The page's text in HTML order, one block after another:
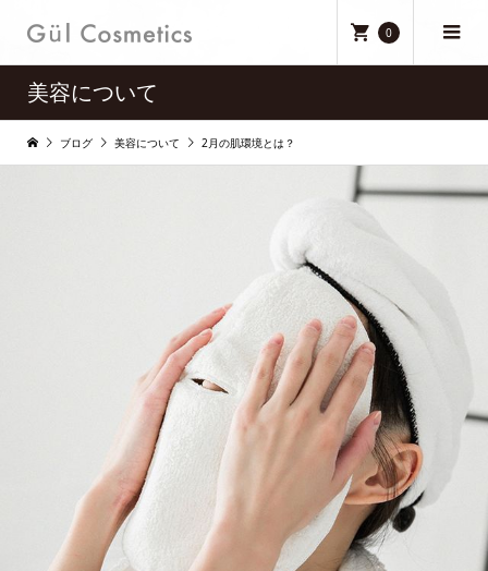
0
美容について
ブログ 美容について 2月の肌環境とは？